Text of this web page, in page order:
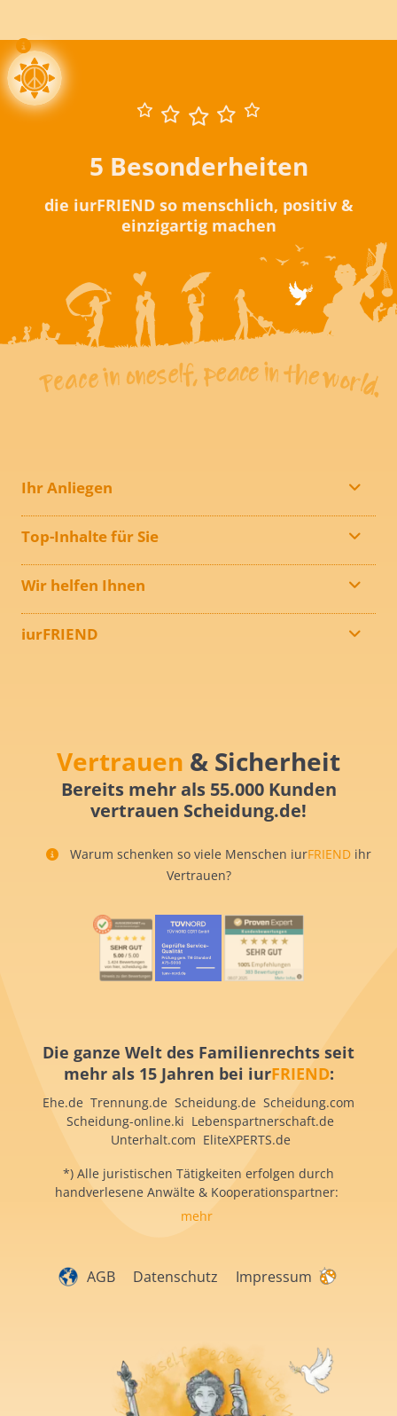
5 Besonderheiten
die iurFRIEND so menschlich, positiv &
einzigartig machen
Ihr Anliegen
Top-Inhalte für Sie
Wir helfen Ihnen
iurFRIEND
Vertrauen & Sicherheit
Bereits mehr als 55.000 Kunden
vertrauen Scheidung.de!
Warum schenken so viele Menschen iurFRIEND ihr
Vertrauen?
Die ganze Welt des Familienrechts seit
mehr als 15 Jahren bei iurFRIEND:
Ehe.de Trennung.de Scheidung.de Scheidung.com
Scheidung-online.ki Lebenspartnerschaft.de
Unterhalt.com EliteXPERTS.de
*) Alle juristischen Tätigkeiten erfolgen durch
handverlesene Anwälte & Kooperationspartner:
mehr
AGB Datenschutz Impressum